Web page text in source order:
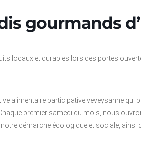
gourmands
locaux et durables lors des portes
alimentaire participative veveysanne
premier samedi du mois, nous
démarche écologique et sociale, ainsi